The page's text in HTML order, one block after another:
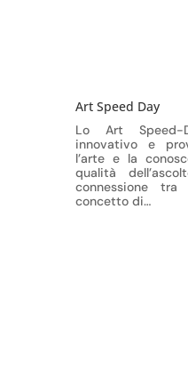
Art Speed Day
Lo Art
innovativo e
l’arte e la
qualità
connessione tra
concetto di…